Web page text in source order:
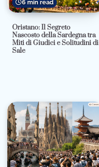
6 min read
Oristano: Il Segreto
Nascosto della Sardegna tra
Miti di Giudici e Solitudini di
Sale